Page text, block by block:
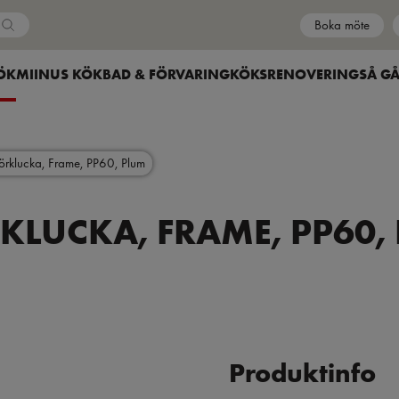
Boka möte
Country
SUBMENU FOR
SHOW SUBMENU FOR
MIINUS KÖKSHOW SUBMENU FOR
BAD & FÖRVARINGSHOW SUBMENU FOR
KÖKSRENOVERINGSÅ
Frame, PP60, Plum
FRAME, PP60,
Produktinfo